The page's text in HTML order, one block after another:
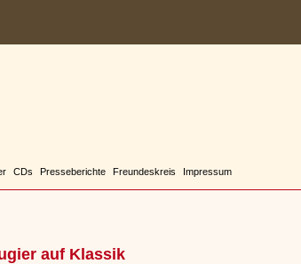
CDs Presseberichte Freundeskreis Impressum
auf Klassik